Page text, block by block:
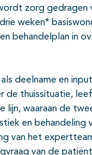
zorg gedragen
weken*
behandelplan in
deelname en
de thuissituatie,
waaraan de
en behandeling
van het
van de